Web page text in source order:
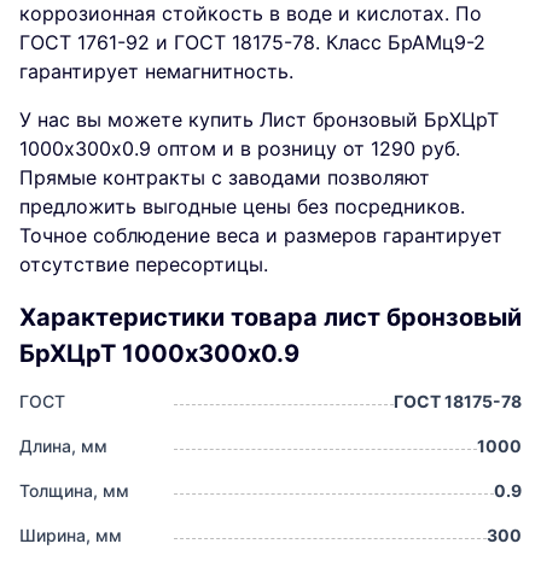
коррозионная стойкость в воде и кислотах. По
ГОСТ 1761-92 и ГОСТ 18175-78. Класс БрАМц9-2
гарантирует немагнитность.
У нас вы можете купить Лист бронзовый БрХЦрТ
1000х300х0.9 оптом и в розницу от 1290 руб.
Прямые контракты с заводами позволяют
предложить выгодные цены без посредников.
Точное соблюдение веса и размеров гарантирует
отсутствие пересортицы.
Характеристики товара лист бронзовый
БрХЦрТ 1000х300х0.9
ГОСТ ГОСТ 18175-78
Длина, мм 1000
Толщина, мм 0.9
Ширина, мм 300